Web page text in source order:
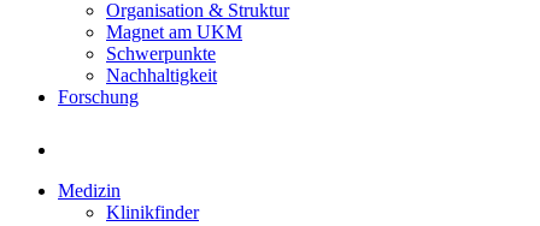
Organisation & Struktur
Magnet am UKM
Schwerpunkte
Nachhaltigkeit
Forschung
Medizin
Klinikfinder